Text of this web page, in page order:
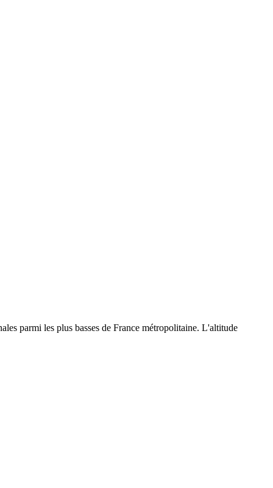
parmi les plus basses de France métropolitaine. L'altitude